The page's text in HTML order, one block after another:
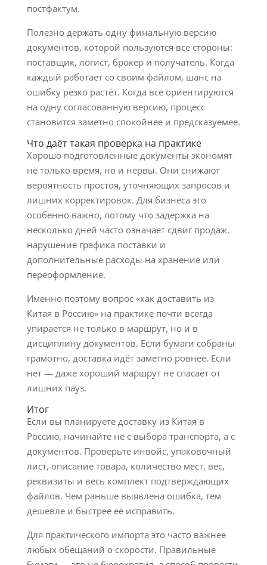
постфактум.
Полезно держать одну финальную версию
документов, которой пользуются все стороны:
поставщик, логист, брокер и получатель. Когда
каждый работает со своим файлом, шанс на
ошибку резко растёт. Когда все ориентируются
на одну согласованную версию, процесс
становится заметно спокойнее и предсказуемее.
Что даёт такая проверка на практике
Хорошо подготовленные документы экономят
не только время, но и нервы. Они снижают
вероятность простоя, уточняющих запросов и
лишних корректировок. Для бизнеса это
особенно важно, потому что задержка на
несколько дней часто означает сдвиг продаж,
нарушение графика поставки и
дополнительные расходы на хранение или
переоформление.
Именно поэтому вопрос «как доставить из
Китая в Россию» на практике почти всегда
упирается не только в маршрут, но и в
дисциплину документов. Если бумаги собраны
грамотно, доставка идёт заметно ровнее. Если
нет — даже хороший маршрут не спасает от
лишних пауз.
Итог
Если вы планируете доставку из Китая в
Россию, начинайте не с выбора транспорта, а с
документов. Проверьте инвойс, упаковочный
лист, описание товара, количество мест, вес,
реквизиты и весь комплект подтверждающих
файлов. Чем раньше выявлена ошибка, тем
дешевле и быстрее её исправить.
Для практического импорта это часто важнее
любых обещаний о скорости. Правильные